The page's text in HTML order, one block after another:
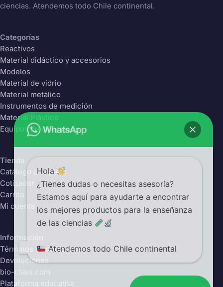
ciencias. Atendemos todo Chile continental.
Categorías
Reactivos
Material didáctico y accesorios
Modelos
Material de vidrio
Material metálico
Instrumentos de medición
Material Plástico
Equipos de laboratorio
Tienda
Catálogo completo
Cotizador
Carrito
Mi cuenta
Información
Términos y condiciones
Devoluciones
bio-class.com
Plataforma educativa
Hola
¿Tienes dudas o necesitas asesoría?
Estamos aquí para ayudarte a encontrar
los mejores productos para la enseñanza
de las ciencias
Atendemos todo Chile continental